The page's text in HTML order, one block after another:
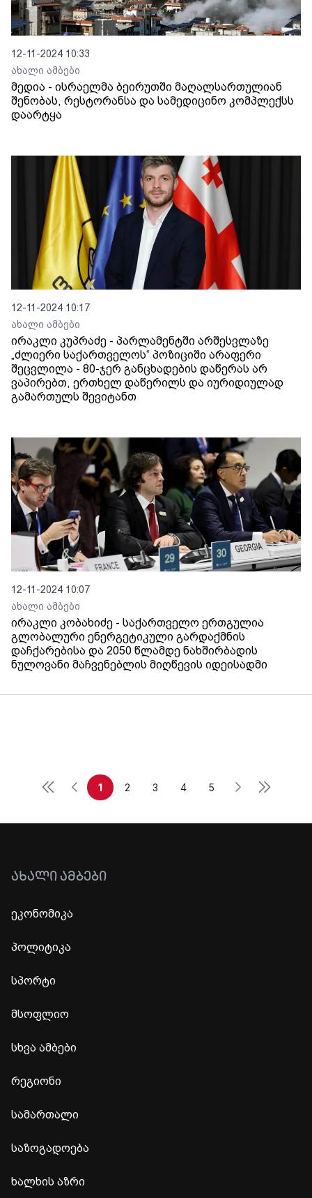
12-11-2024 10:33
ახალი ამბები
მედია - ისრაელმა ბეირუთში მაღალსართულიან
შენობას, რესტორანსა და სამედიცინო კომპლექსს
დაარტყა
12-11-2024 10:17
ახალი ამბები
ირაკლი კუპრაძე - პარლამენტში არშესვლაზე
„ძლიერი საქართველოს“ პოზიციში არაფერი
შეცვლილა - 80-ჯერ განცხადების დაწერას არ
ვაპირებთ, ერთხელ დაწერილს და იურიდიულად
გამართულს შევიტანთ
12-11-2024 10:07
ახალი ამბები
ირაკლი კობახიძე - საქართველო ერთგულია
გლობალური ენერგეტიკული გარდაქმნის
დაჩქარებისა და 2050 წლამდე ნახშირბადის
ნულოვანი მაჩვენებლის მიღწევის იდეისადმი
First Previous
1 2 3 4 5 Next Last
ᲐᲮᲐᲚᲘ ᲐᲛᲑᲔᲑᲘ
ეკონომიკა
პოლიტიკა
სპორტი
მსოფლიო
სხვა ამბები
რეგიონი
სამართალი
საზოგადოება
ხალხის აზრი